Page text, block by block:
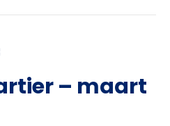
– maart